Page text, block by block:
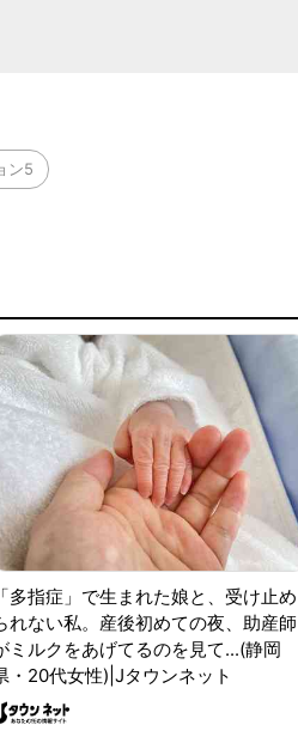
ン5
「多指症」で生まれた娘と、受け止め
れない私。産後初めての夜、助産師
ミルクをあげてるのを見て...(静岡
・20代女性)|Jタウンネット